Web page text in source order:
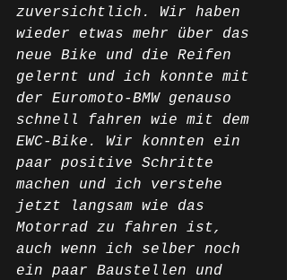
zuversichtlich. Wir haben
wieder etwas mehr über das
neue Bike und die Reifen
gelernt und ich konnte mit
der Euromoto-BMW genauso
schnell fahren wie mit dem
EWC-Bike. Wir konnten ein
paar positive Schritte
machen und ich verstehe
jetzt langsam wie das
Motorrad zu fahren ist,
auch wenn ich selber noch
ein paar Baustellen und